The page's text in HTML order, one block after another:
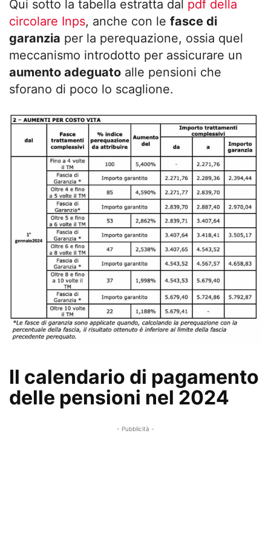
Qui sotto la tabella estratta dal pdf della
circolare Inps, anche con le fasce di
garanzia per la perequazione, ossia quel
meccanismo introdotto per assicurare un
aumento adeguato alle pensioni che
sforano di poco lo scaglione.
Il calendario di pagamento
delle pensioni nel 2024
- Pubblicità -